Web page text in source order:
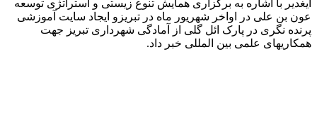
ایغدیر با اشاره به برگزاری همایش تنوع زیستی و استراتژی توسعه
عون بن علی در اواخر شهریور ماه در تبریزو ایجاد سایت آموزشی
پرنده نگری در پارک ائل گلی از آمادگی شهرداری تبریز جهت
همکاریهای علمی بین المللی خبر داد.